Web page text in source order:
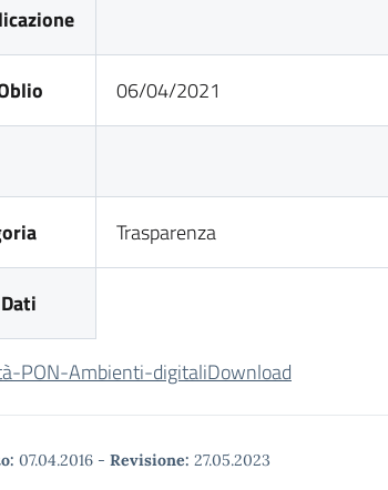
06/04/2021
Trasparenza
PON-Ambienti-digitaliDownload
07.04.2016 - Revisione: 27.05.2023